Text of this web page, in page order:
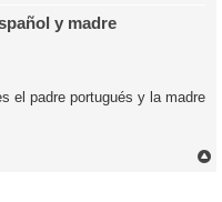
y madre
el padre portugués y la madre